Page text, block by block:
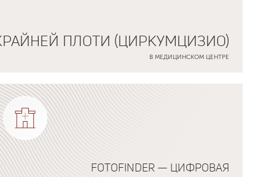
ПЛОТИ (ЦИРКУМЦИЗИО)
В МЕДИЦИНСКОМ ЦЕНТРЕ
FOTOFINDER — ЦИФРОВАЯ